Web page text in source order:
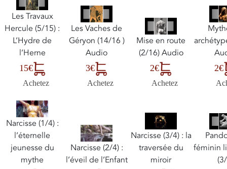
Les Travaux
Hercule (5/15) :
L’Hydre de
l’Herne
15€
Achetez
Les Vaches de
Géryon (14/16 )
Audio
3€
Achetez
Mise en route
(2/16) Audio
2€
Achetez
2€
Narcisse (1/4) :
l’éternelle
jeunesse du
mythe
Narcisse (2/4) :
l’éveil de l’Enfant
Narcisse (3/4) : la
traversée du
miroir
féminin